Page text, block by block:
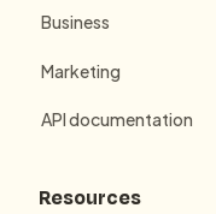
Business
Marketing
API documentation
Resources